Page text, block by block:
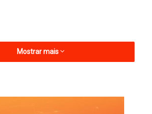
meses, com metodologia lúdica e
do 1º ao 9º ano das Escolas Manoel
Mostrar mais